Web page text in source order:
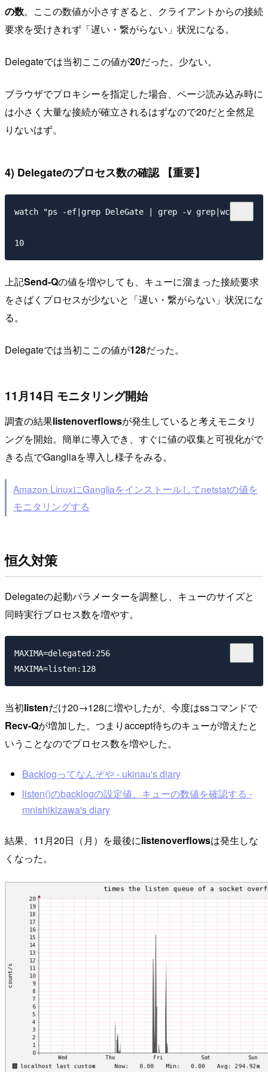
の数。ここの数値が小さすぎると、クライアントからの接続
要求を受けきれず「遅い・繋がらない」状況になる。
Delegateでは当初ここの値が20だった。少ない。
ブラウザでプロキシーを指定した場合、ページ読み込み時に
は小さく大量な接続が確立されるはずなので20だと全然足
りないはず。
4) Delegateのプロセス数の確認 【重要】
watch "ps -ef|grep DeleGate | grep -v grep|wc -l"
上記Send-Qの値を増やしても、キューに溜まった接続要求
をさばくプロセスが少ないと「遅い・繋がらない」状況にな
る。
Delegateでは当初ここの値が128だった。
11月14日 モニタリング開始
調査の結果listenoverflowsが発生していると考えモニタリ
ングを開始。簡単に導入でき、すぐに値の収集と可視化がで
きる点でGangliaを導入し様子をみる。
Amazon LinuxにGangliaをインストールしてnetstatの値を
モニタリングする
恒久対策
Delegateの起動パラメーターを調整し、キューのサイズと
同時実行プロセス数を増やす。
MAXIMA=delegated:256
当初listenだけ20→128に増やしたが、今度はssコマンドで
Recv-Qが増加した。つまりaccept待ちのキューが増えたと
いうことなのでプロセス数を増やした。
Backlogってなんぞや - ukinau's diary
listen()のbacklogの設定値、キューの数値を確認する -
mnishikizawa's diary
結果、11月20日（月）を最後にlistenoverflowsは発生しな
くなった。